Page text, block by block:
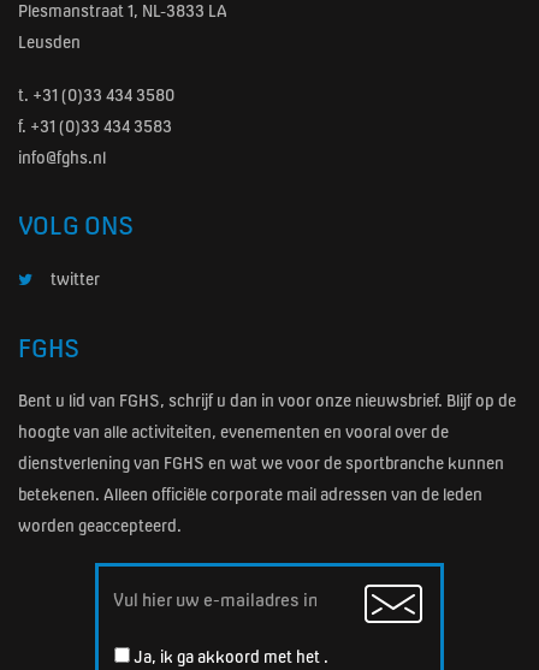
Plesmanstraat 1, NL-3833 LA
Leusden
t. +31 (0)33 434 3580
f. +31 (0)33 434 3583
info@fghs.nl
VOLG ONS
twitter
FGHS
Bent u lid van FGHS, schrijf u dan in voor onze nieuwsbrief. Blijf op de
hoogte van alle activiteiten, evenementen en vooral over de
dienstverlening van FGHS en wat we voor de sportbranche kunnen
betekenen. Alleen officiële corporate mail adressen van de leden
worden geaccepteerd.
Email
Ja, ik ga akkoord met het .